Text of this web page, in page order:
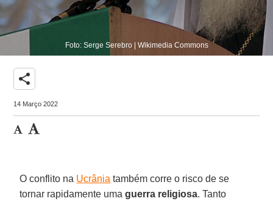
Foto: Serge Serebro | Wikimedia Commons
share
14 Março 2022
O conflito na Ucrânia também corre o risco de se
tornar rapidamente umaguerra religiosa. Tanto